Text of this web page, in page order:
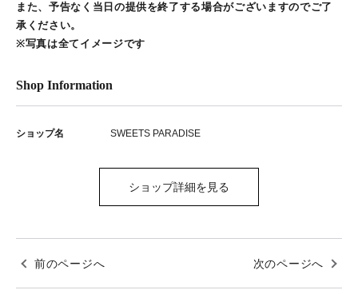
また、予告なく当⽇の提供を終了する場合がございますのでご了
承ください。
※写真は全てイメージです
Shop Information
ショップ名 SWEETS PARADISE
ショップ詳細を見る
前のページへ 次のページへ